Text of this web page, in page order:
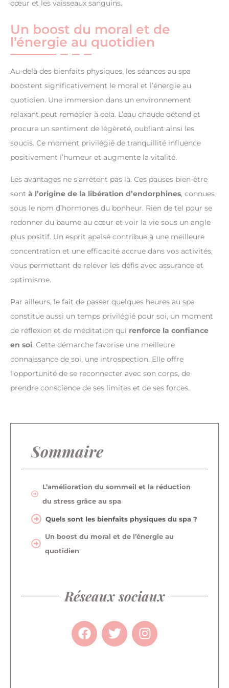
cœur et les vaisseaux sanguins.
Un boost du moral et de
l’énergie au quotidien
Au-delà des bienfaits physiques, les séances au spa
boostent significativement le moral et l’énergie au
quotidien. Une immersion dans un environnement
relaxant peut remédier à cela. L’eau chaude détend et
procure un sentiment de légèreté, oubliant ainsi les
soucis. Ce moment privilégié de tranquillité influence
positivement l’humeur et augmente la vitalité.
Les avantages ne s’arrêtent pas là. Ces pauses bien-être
sont à l’origine de la libération d’endorphines, connues
sous le nom d’hormones du bonheur. Rien de tel pour se
redonner du baume au cœur et voir la vie sous un angle
plus positif. Un esprit apaisé contribue à une meilleure
concentration et une efficacité accrue dans vos activités,
vous permettant de relever les défis avec assurance et
optimisme.
Par ailleurs, le fait de passer quelques heures au spa
constitue aussi un temps privilégié pour soi, un moment
de réflexion et de méditation qui renforce la confiance
en soi. Cette démarche favorise une meilleure
connaissance de soi, une introspection. Elle offre
l’opportunité de se reconnecter avec son corps, de
prendre conscience de ses limites et de ses forces.
Sommaire
L’amélioration du sommeil et la réduction
du stress grâce au spa
Quels sont les bienfaits physiques du spa ?
Un boost du moral et de l’énergie au
quotidien
Réseaux sociaux